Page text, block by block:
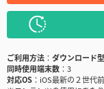
ご利用方法
ダウンロード
同時使用端末数
3
対応OS
iOS最新の２世代